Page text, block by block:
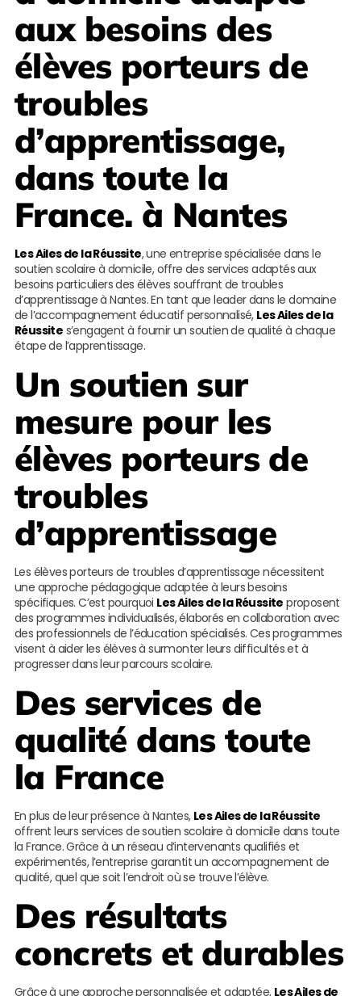
aux besoins des
élèves porteurs de
troubles
d’apprentissage,
dans toute la
France. à Nantes
Les Ailes de la Réussite, une entreprise spécialisée dans le
soutien scolaire à domicile, offre des services adaptés aux
besoins particuliers des élèves souffrant de troubles
d’apprentissage à Nantes. En tant que leader dans le domaine
de l’accompagnement éducatif personnalisé, Les Ailes de la
Réussite s’engagent à fournir un soutien de qualité à chaque
étape de l’apprentissage.
Un soutien sur
mesure pour les
élèves porteurs de
troubles
d’apprentissage
Les élèves porteurs de troubles d’apprentissage nécessitent
une approche pédagogique adaptée à leurs besoins
spécifiques. C’est pourquoi Les Ailes de la Réussite proposent
des programmes individualisés, élaborés en collaboration avec
des professionnels de l’éducation spécialisés. Ces programmes
visent à aider les élèves à surmonter leurs difficultés et à
progresser dans leur parcours scolaire.
Des services de
qualité dans toute
la France
En plus de leur présence à Nantes, Les Ailes de la Réussite
offrent leurs services de soutien scolaire à domicile dans toute
la France. Grâce à un réseau d’intervenants qualifiés et
expérimentés, l’entreprise garantit un accompagnement de
qualité, quel que soit l’endroit où se trouve l’élève.
Des résultats
concrets et durables
Grâce à une approche personnalisée et adaptée, Les Ailes de